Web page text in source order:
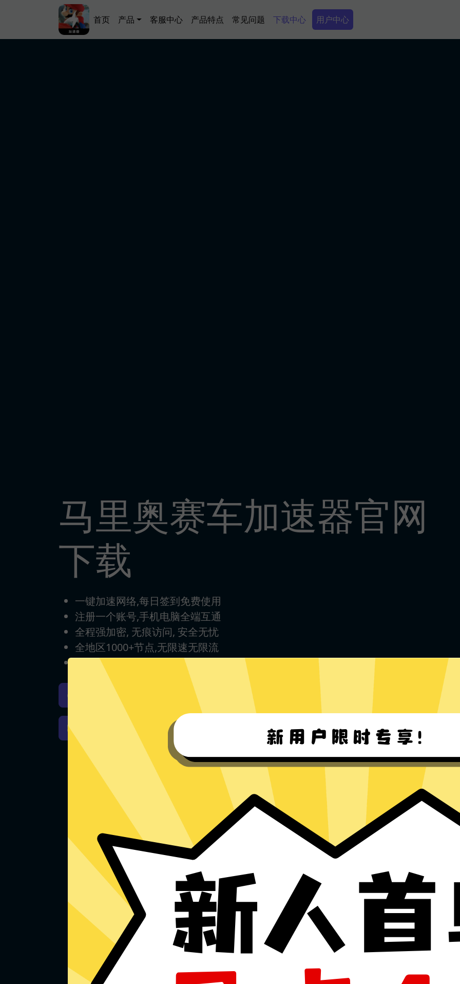
Main navigation
首页 产品 客服中心 产品特点 常见问题 下载中心 Secondary Menu
用户中心
马里奥赛车加速器官网
下载
一键加速网络,每日签到免费使用
注册一个账号,手机电脑全端互通
全程强加密, 无痕访问, 安全无忧
全地区1000+节点,无限速无限流
完美支持各类游戏/流媒体/App
马里奥赛车加速器iOS版下载 马里奥赛车加速器安卓版下载
马里奥赛车加速器Windows下载 马里奥赛车加速器Mac版下载